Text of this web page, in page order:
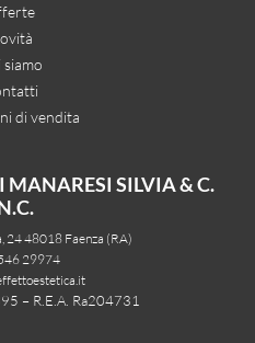
siamo
di vendita
MANARESI SILVIA & C.
24 48018 Faenza (RA)
29974
– R.E.A. Ra204731